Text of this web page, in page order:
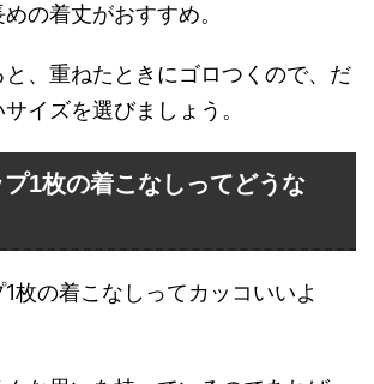
の着丈がおすすめ。
、重ねたときにゴロつくので、だ
イズを選びましょう。
1枚の着こなしってどうな
1枚の着こなしってカッコいいよ